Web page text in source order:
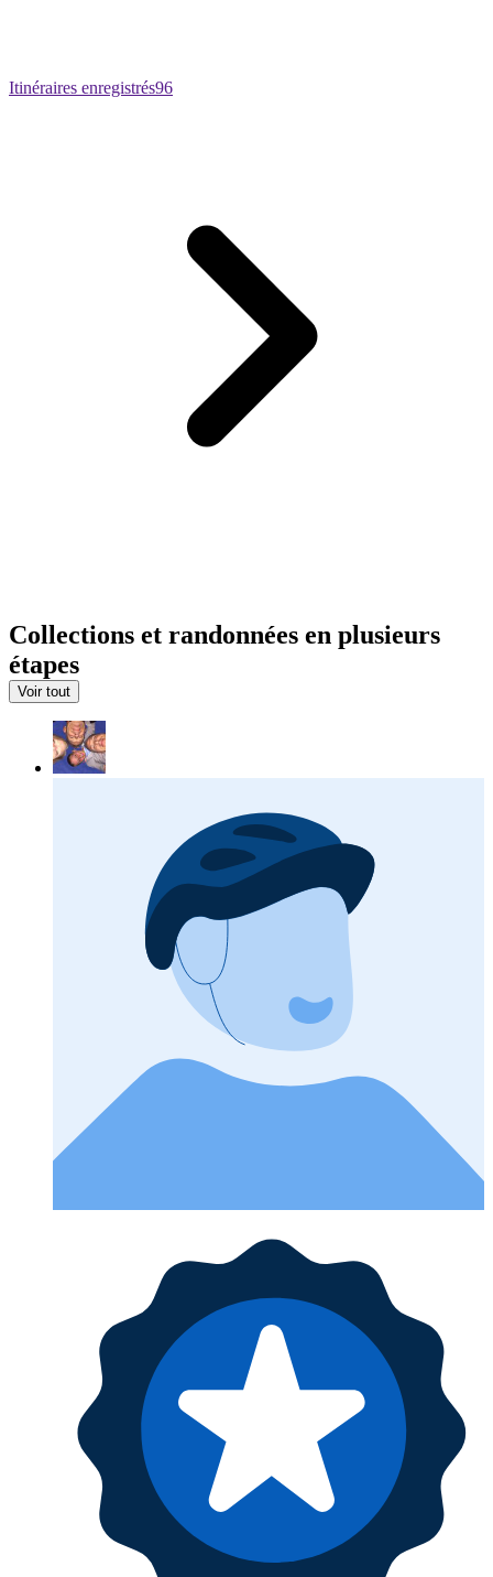
Itinéraires enregistrés96
Collections et randonnées en plusieurs
étapes
Voir tout